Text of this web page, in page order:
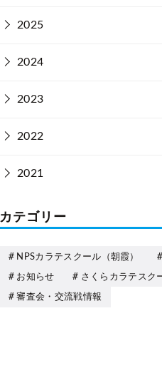
2025
2024
2023
2022
2021
カテゴリー
NPSカラテスクール（朝霞）
お知らせ さくらカラテスク
審査会・交流戦情報